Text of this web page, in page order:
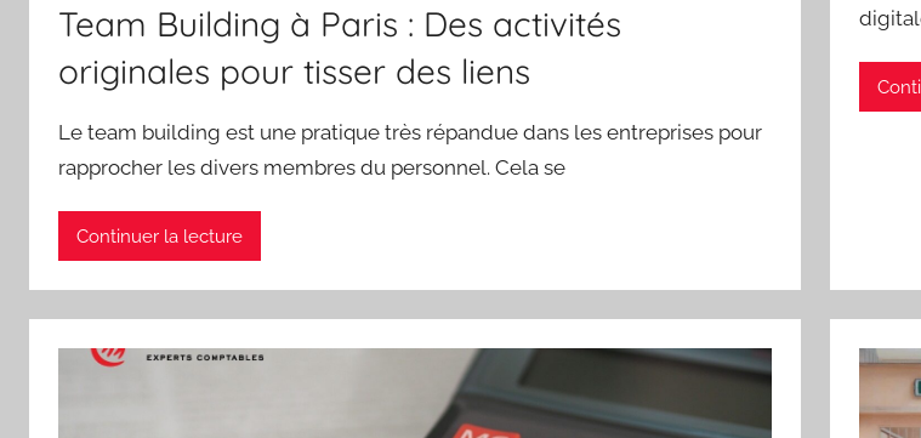
Team Building à Paris : Des activités
originales pour tisser des liens
Le team building est une pratique très répandue dans les entreprises pour
rapprocher les divers membres du personnel. Cela se
Continuer la lecture